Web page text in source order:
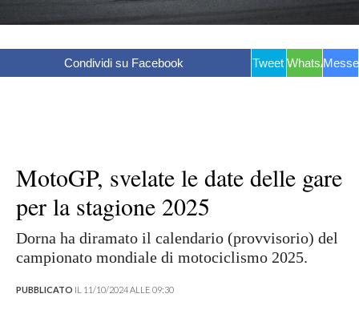
Condividi su Facebook Tweet WhatsApp
MotoGP, svelate le date delle gare
per la stagione 2025
Dorna ha diramato il calendario (provvisorio) del
campionato mondiale di motociclismo 2025.
PUBBLICATO IL 11/10/2024 ALLE 09:30